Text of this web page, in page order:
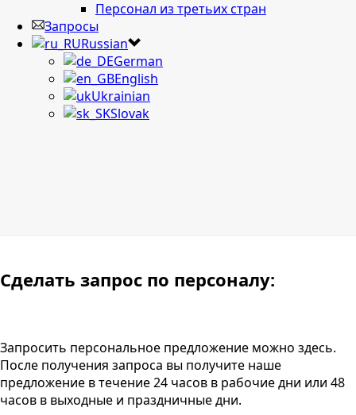
Персонал из третьих стран
Запросы
Russian
German
English
Ukrainian
Slovak
Сделать запрос по персоналу:
Запросить персональное предложение можно здесь.
После получения запроса вы получите наше
предложение в течение 24 часов в рабочие дни или 48
часов в выходные и праздничные дни.